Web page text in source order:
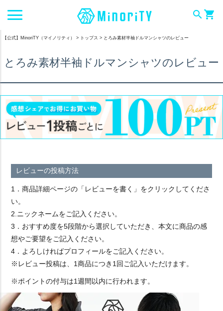
searchshopping_cart
【公式】MinoriTY（マイノリティ） トップス とろみ素材半袖ドルマンシャツのレビュー
とろみ素材半袖ドルマンシャツのレビュー
レビューの投稿方法
1．商品詳細ページの「レビューを書く」をクリックしてくださ
い。
2.ニックネームをご記入ください。
3．おすすめ度を5段階から選択していただき、本文に商品の感
想やご要望をご記入ください。
4．よろしければプロフィールをご記入ください。
※レビュー投稿は、1商品につき1回ご記入いただけます。
※ポイントの付与は1週間以内に行われます。